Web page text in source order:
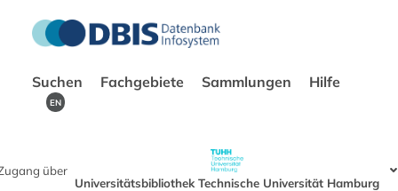
Suchen Fachgebiete Sammlungen Hilfe
EN
über
Universitätsbibliothek Technische Universität Hamburg